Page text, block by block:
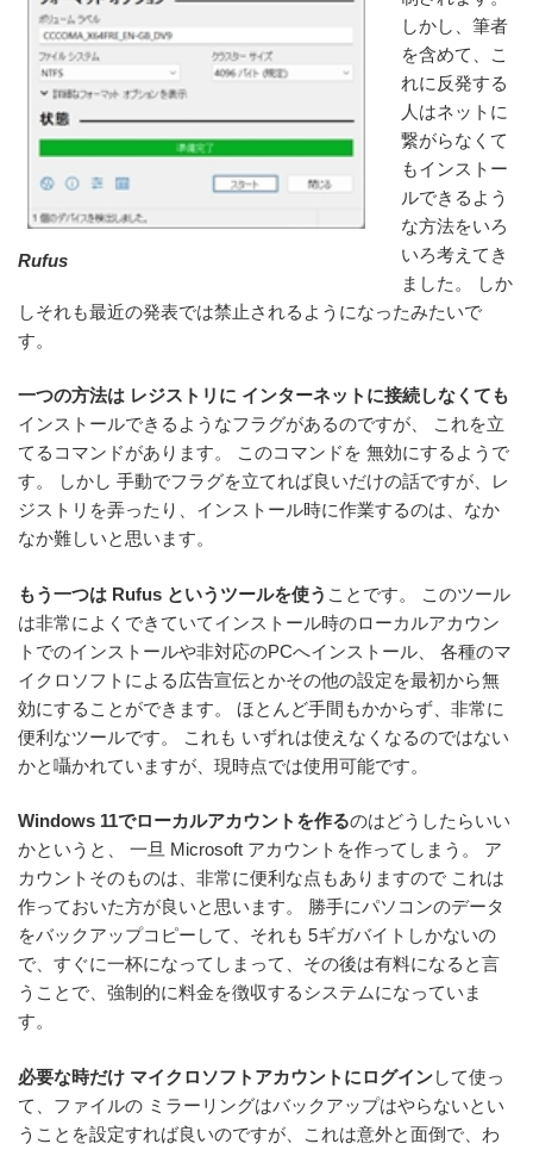
Rufus
しかし、筆者
を含めて、こ
れに反発する
人はネットに
繋がらなくて
もインストー
ルできるよう
な方法をいろ
いろ考えてき
ました。 しか
しそれも最近の発表では禁止されるようになったみたいで
す。
一つの方法は レジストリに インターネットに接続しなくても
インストールできるようなフラグがあるのですが、 これを立
てるコマンドがあります。 このコマンドを 無効にするようで
す。 しかし 手動でフラグを立てれば良いだけの話ですが、レ
ジストリを弄ったり、インストール時に作業するのは、なか
なか難しいと思います。
もう一つは Rufus というツールを使う ことです。 このツール
は非常によくできていてインストール時のローカルアカウン
トでのインストールや非対応のPCへインストール、 各種のマ
イクロソフトによる広告宣伝とかその他の設定を最初から無
効にすることができます。 ほとんど手間もかからず、非常に
便利なツールです。 これも いずれは使えなくなるのではない
かと囁かれていますが、現時点では使用可能です。
Windows 11でローカルアカウントを作るのはどうしたらいい
かというと、 一旦 Microsoft アカウントを作ってしまう。 ア
カウントそのものは、非常に便利な点もありますので これは
作っておいた方が良いと思います。 勝手にパソコンのデータ
をバックアップコピーして、それも 5ギガバイトしかないの
で、すぐに一杯になってしまって、その後は有料になると言
うことで、強制的に料金を徴収するシステムになっていま
す。
必要な時だけ マイクロソフトアカウントにログインして使っ
て、ファイルの ミラーリングはバックアップはやらないとい
うことを設定すれば良いのですが、これは意外と面倒で、わ